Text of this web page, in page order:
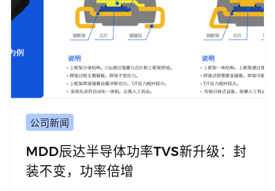
公司新闻
MDD辰达半导体功率TVS新升级：封
装不变，功率倍增